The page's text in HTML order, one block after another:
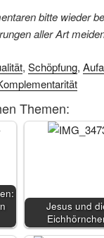
bitte wieder
aller Art
, Schöpfung,
Themen:
Jesus und